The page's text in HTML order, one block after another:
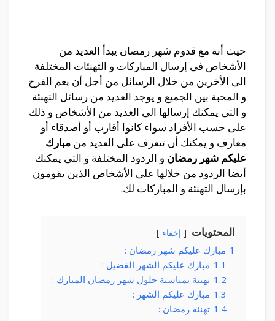
حيث أنه مع قدوم شهر رمضان يبدأ العديد من
الأشخاص فى إرسال المباركات و التهنئات المختلفة
الى الأخرين من خلال الرسائل من أجل أن يعم الفرح
و المحبة بين الجميع و يوجد العديد من رسائل التهنئة
و التى يمكنك إرسالها الى العديد من الأشخاص و ذلك
على حسب الأفراد سواء كانوا أقارب أو أصدقاء أو
معارف و يمكنك أن تتعرف على العديد من مبارك
عليكم شهر رمضان و الردود المختلفة و التى يمكنك
أيضا الردود من خلالها على الأشخاص الذين يقومون
بإرسال التهنئة و المباركات لك.
المحتويات إخفاء
1 مبارك عليكم شهر رمضان :
1.1 مبارك عليكم الشهر الفضيل :
1.2 تهنئة بمناسبة حلول شهر رمضان المبارك :
1.3 مبارك عليكم الشهر :
1.4 تهنئة رمضان :